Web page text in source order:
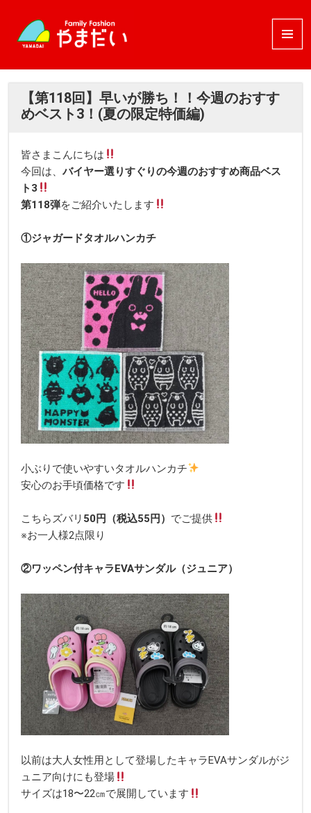
メニュ
ーとウ
ット
【第118回】早いが勝ち！！今週のおすす
めベスト3！(夏の限定特価編)
皆さまこんにちは
今回は、バイヤー選りすぐりの今週のおすすめ商品ベス
ト3
第118弾をご紹介いたします
①ジャガードタオルハンカチ
小ぶりで使いやすいタオルハンカチ
安心のお手頃価格です
こちらズバリ 50円（税込55円） でご提供
※お一人様2点限り
②ワッペン付キャラEVAサンダル（ジュニア）
以前は大人女性用として登場したキャラEVAサンダルがジ
ュニア向けにも登場
サイズは18〜22㎝で展開しています